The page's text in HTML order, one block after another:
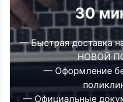
30
— Быстрая доставка
НОВОЙ
— Оформление
— Официальные